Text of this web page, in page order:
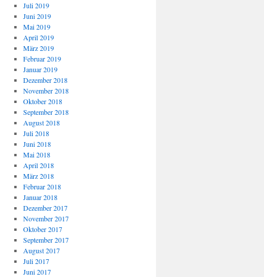
Juli 2019
Juni 2019
Mai 2019
April 2019
März 2019
Februar 2019
Januar 2019
Dezember 2018
November 2018
Oktober 2018
September 2018
August 2018
Juli 2018
Juni 2018
Mai 2018
April 2018
März 2018
Februar 2018
Januar 2018
Dezember 2017
November 2017
Oktober 2017
September 2017
August 2017
Juli 2017
Juni 2017